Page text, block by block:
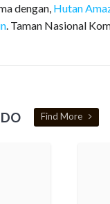
dengan, Hutan
. Taman Nasional
Find More